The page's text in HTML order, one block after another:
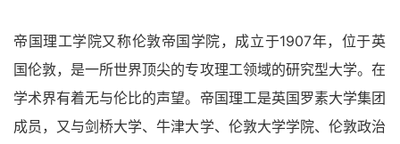
帝国理工学院又称伦敦帝国学院，成立于1907年，位于英
国伦敦，是一所世界顶尖的专攻理工领域的研究型大学。在
学术界有着无与伦比的声望。帝国理工是英国罗素大学集团
成员，又与剑桥大学、牛津大学、伦敦大学学院、伦敦政治